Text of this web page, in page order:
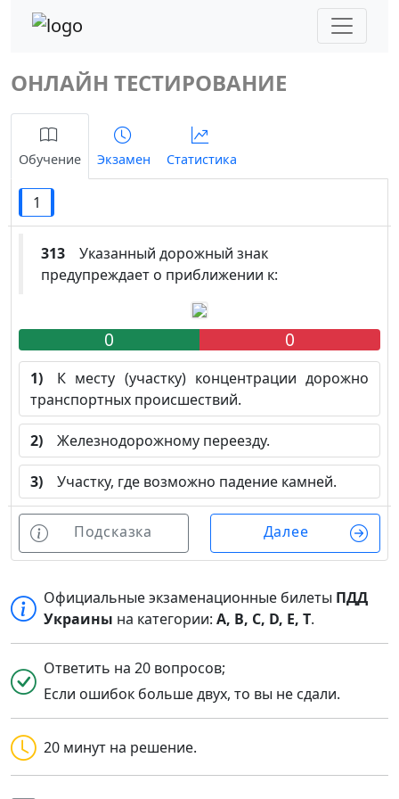
ОНЛАЙН ТЕСТИРОВАНИЕ
Обучение Экзамен Статистика
1
313 Указанный дорожный знак
предупреждает о приближении к:
0 0
1) К месту (участку) концентрации дорожно
транспортных происшествий.
2) Железнодорожному переезду.
3) Участку, где возможно падение камней.
Подсказка Далее
Официальные экзаменационные билеты ПДД
Украины на категории:A, B, C, D, E, T.
Ответить на 20 вопросов;
Если ошибок больше двух, то вы не сдали.
20 минут на решение.